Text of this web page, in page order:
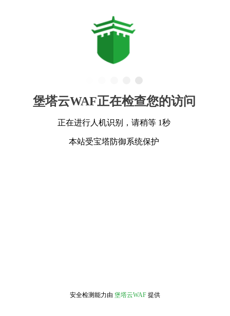
堡塔云WAF正在检查您的访问
正在进行人机识别，请稍等 1秒
本站受宝塔防御系统保护
安全检测能力由 堡塔云WAF 提供